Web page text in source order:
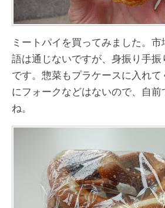
ミートパイを買ってみました。
語は通じないですが、身振り手
です。惣菜もプラケースに入れ
にフォークなどはないので、自
ね。